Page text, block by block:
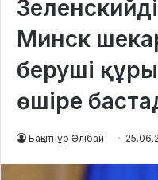
Минск
беруші
өшіре
Бақытнұр Әлібай